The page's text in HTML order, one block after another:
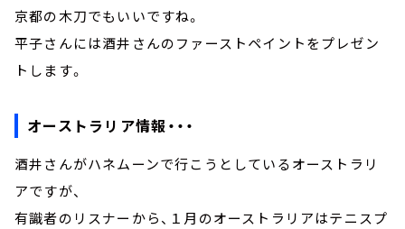
京都の木刀でもいいですね。
平子さんには酒井さんのファーストペイントをプレゼン
トします。
オーストラリア情報・・・
酒井さんがハネムーンで行こうとしているオーストラリ
アですが、
有識者のリスナーから、１月のオーストラリアはテニスプ